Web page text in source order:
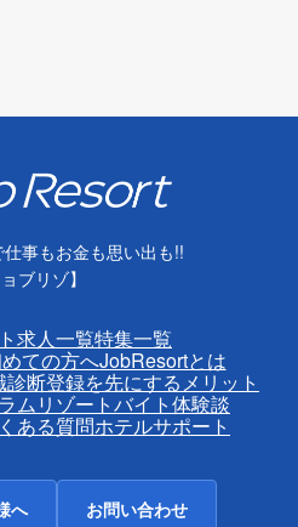
事もお金も思い出も!!
ョブリゾ】
求人一覧特集一覧
ての方へJobResortとは
診断登録を先にするメリット
ムリゾートバイト体験談
ある質問ホテルサポート
へ お問い合わせ